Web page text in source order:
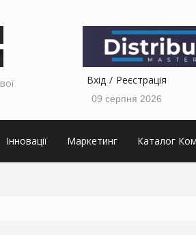
Вхід Реєстрація
09 серпня 2026
Інновації Маркетинг Каталог